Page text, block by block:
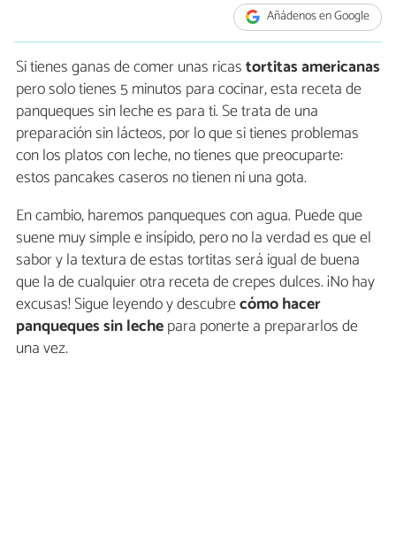
Añádenos en Google
Si tienes ganas de comer unas ricastortitas americanas
pero solo tienes 5 minutos para cocinar, esta receta de
panqueques sin leche es para ti. Se trata de una
preparación sin lácteos, por lo que si tienes problemas
con los platos con leche, no tienes que preocuparte:
estos pancakes caseros no tienen ni una gota.
En cambio, haremos panqueques con agua. Puede que
suene muy simple e insípido, pero no la verdad es que el
sabor y la textura de estas tortitas será igual de buena
que la de cualquier otra receta de crepes dulces. ¡No hay
excusas! Sigue leyendo y descubrecómo hacer
panqueques sin lechepara ponerte a prepararlos de
una vez.